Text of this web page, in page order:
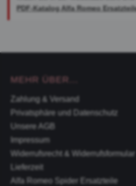
PDF-Katalog Alfa Romeo
MEHR ÜBER...
Zahlung & Versand
Privatsphäre und Datenschutz
Unsere AGB
Impressum
Widerrufsrecht & Widerrufsformular
Lieferzeit
Alfa Romeo Spider Ersatzteile